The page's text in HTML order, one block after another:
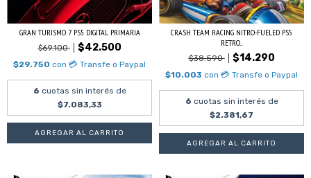
GRAN TURISMO 7 PS5 DIGITAL PRIMARIA
$69.100 $42.500
$29.750 con 💳 Transfe o Paypal
6 cuotas sin interés de
$7.083,33
CRASH TEAM RACING NITRO-FUELED PS5
RETRO...
$38.590 $14.290
$10.003 con 💳 Transfe o Paypal
6 cuotas sin interés de
$2.381,67